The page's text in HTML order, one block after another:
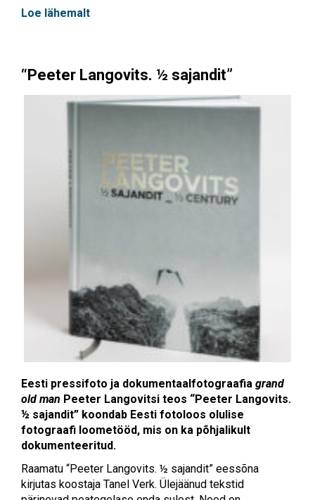
Loe lähemalt
“ Peeter Langovits. ½ sajandit”
Eesti pressifoto ja dokumentaalfotograafia grand
old man Peeter Langovitsi teos “Peeter Langovits.
½ sajandit” koondab Eesti fotoloos olulise
fotograafi loometööd, mis on ka põhjalikult
dokumenteeritud.
Raamatu “Peeter Langovits. ½ sajandit” eessõna
kirjutas koostaja Tanel Verk. Ülejäänud tekstid